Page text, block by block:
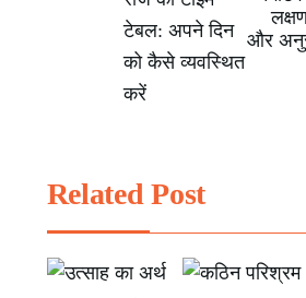
navigation
टेबल: अपने दिन
को कैसे व्यवस्थित
करें
और
Related Post